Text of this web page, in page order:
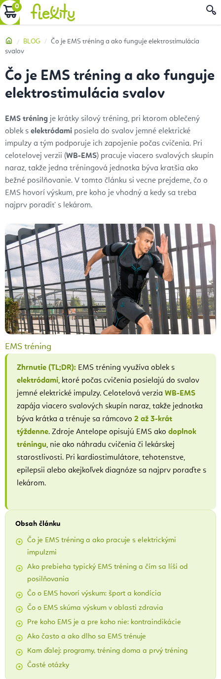
Prejsť
na
NÁKUPNÝ
Domov
BLOG
Čo je EMS tréning a ako funguje elektrostimulácia
svalov
Čo je EMS tréning a ako funguje
elektrostimulácia svalov
EMS tréning je krátky silový tréning, pri ktorom oblečený
oblek s elektródami posiela do svalov jemné elektrické
impulzy a tým podporuje ich zapojenie počas cvičenia. Pri
celotelovej verzii (WB-EMS) pracuje viacero svalových skupín
naraz, takže jedna tréningová jednotka býva kratšia ako
bežné posilňovanie. V tomto článku si vecne prejdeme, čo o
EMS hovorí výskum, pre koho je vhodný a kedy sa treba
najprv poradiť s lekárom.
EMS tréning
Zhrnutie (TL;DR): EMS tréning využíva oblek s
elektródami, ktoré počas cvičenia posielajú do svalov
jemné elektrické impulzy. Celotelová verzia WB-EMS
zapája viacero svalových skupín naraz, takže jednotka
býva krátka a trénuje sa rámcovo 2 až 3-krát
týždenne. Zdroje Antelope opisujú EMS ako doplnok
tréningu, nie ako náhradu cvičenia či lekárskej
starostlivosti. Pri kardiostimulátore, tehotenstve,
epilepsii alebo akejkoľvek diagnóze sa najprv poraďte s
lekárom.
Obsah článku
Čo je EMS tréning a ako pracuje s elektrickými
impulzmi
Ako prebieha typický EMS tréning a čím sa líši od
posilňovania
Čo o EMS hovorí výskum: šport a kondícia
Čo o EMS skúma výskum v oblasti zdravia
Pre koho EMS je a pre koho nie: kontraindikácie
Ako často a ako dlho sa EMS trénuje
Kam ďalej: programy, tréning doma a prvý tréning
Časté otázky